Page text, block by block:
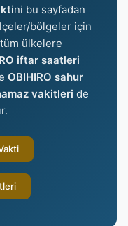
ni bu sayfadan
bölgeler için
ülkelere
iftar saatleri
OBIHIRO sahur
vakitleri de